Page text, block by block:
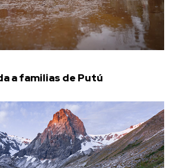
a familias de Putú